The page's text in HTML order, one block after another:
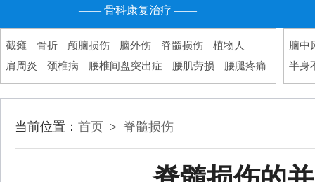
—— 骨科康复治疗 ——
截瘫 骨折 颅脑损伤 脑外伤 脊髓损伤
植物人
肩周炎
颈椎病 腰椎间盘突出症 腰肌劳损 腰腿疼痛
脑中
半身
当前位置： 首页 > 脊髓损伤